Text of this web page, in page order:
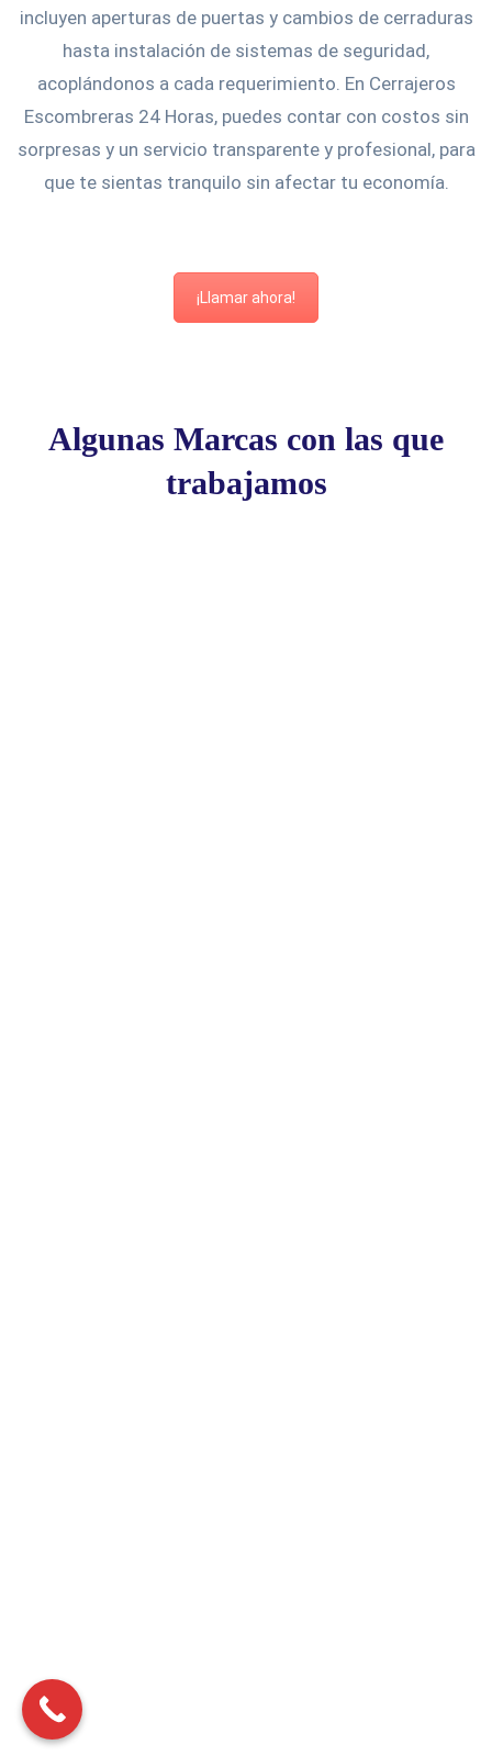
incluyen aperturas de puertas y cambios de cerraduras
hasta instalación de sistemas de seguridad,
acoplándonos a cada requerimiento. En Cerrajeros
Escombreras 24 Horas, puedes contar con costos sin
sorpresas y un servicio transparente y profesional, para
que te sientas tranquilo sin afectar tu economía.
¡Llamar ahora!
Algunas Marcas con las que
trabajamos